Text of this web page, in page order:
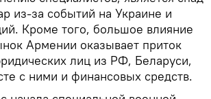
из-за событий на Украине и
Кроме того, большое влияние
Армении оказывает приток
лиц из РФ, Беларуси,
с ними и финансовых средств.